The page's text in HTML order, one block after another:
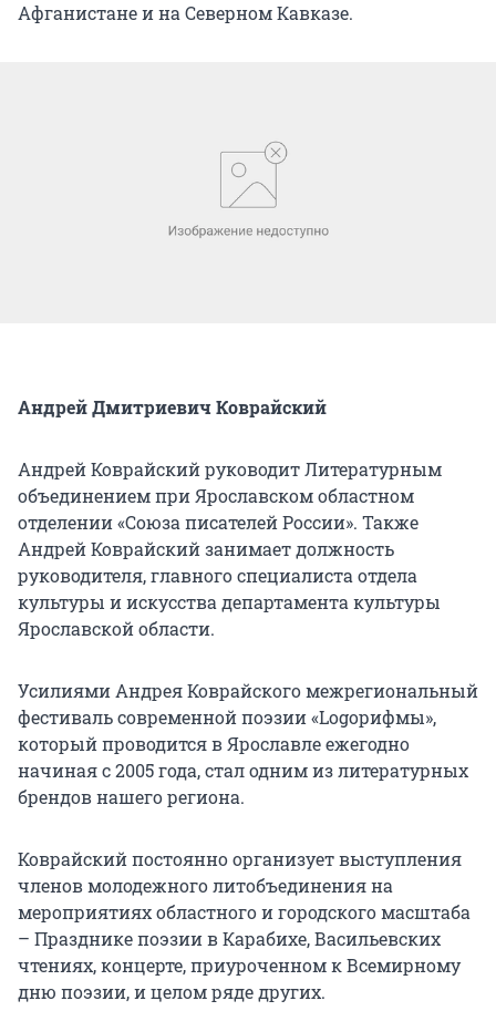
Афганистане и на Северном Кавказе.
Андрей Дмитриевич Коврайский
Андрей Коврайский руководит Литературным
объединением при Ярославском областном
отделении «Союза писателей России». Также
Андрей Коврайский занимает должность
руководителя, главного специалиста отдела
культуры и искусства департамента культуры
Ярославской области.
Усилиями Андрея Коврайского межрегиональный
фестиваль современной поэзии «Logoрифмы»,
который проводится в Ярославле ежегодно
начиная с 2005 года, стал одним из литературных
брендов нашего региона.
Коврайский постоянно организует выступления
членов молодежного литобъединения на
мероприятиях областного и городского масштаба
– Празднике поэзии в Карабихе, Васильевских
чтениях, концерте, приуроченном к Всемирному
дню поэзии, и целом ряде других.